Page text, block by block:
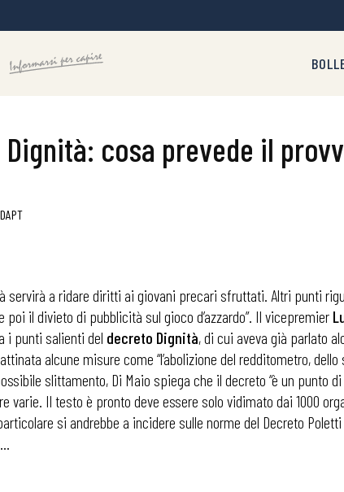
cosa prevede il
servirà a ridare diritti ai giovani precari sfruttati. Altri punti
poi il divieto di pubblicità sul gioco d’azzardo”. Il vicepremier
i punti salienti del decreto Dignità, di cui aveva già parlato
alcune misure come “l’abolizione del redditometro,
slittamento, Di Maio spiega che il decreto “è un punto
varie. Il testo è pronto deve essere solo vidimato dai 1000
si andrebbe a incidere sulle norme del Decreto